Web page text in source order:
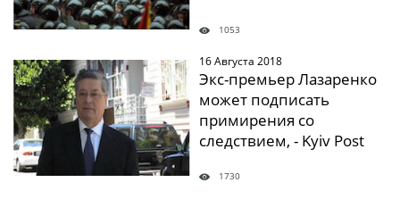
1053
" /> 16 Августа 2018
Экс-премьер Лазаренко
может подписать
примирения со
следствием, - Kyiv Post
1730